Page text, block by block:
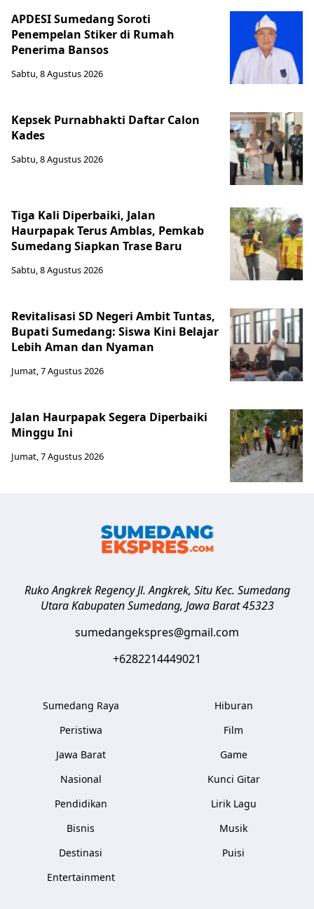
APDESI Sumedang Soroti
Penempelan Stiker di Rumah
Penerima Bansos
Sabtu, 8 Agustus 2026
Kepsek Purnabhakti Daftar Calon
Kades
Sabtu, 8 Agustus 2026
Tiga Kali Diperbaiki, Jalan
Haurpapak Terus Amblas, Pemkab
Sumedang Siapkan Trase Baru
Sabtu, 8 Agustus 2026
Revitalisasi SD Negeri Ambit Tuntas,
Bupati Sumedang: Siswa Kini Belajar
Lebih Aman dan Nyaman
Jumat, 7 Agustus 2026
Jalan Haurpapak Segera Diperbaiki
Minggu Ini
Jumat, 7 Agustus 2026
Ruko Angkrek Regency Jl. Angkrek, Situ Kec. Sumedang
Utara Kabupaten Sumedang, Jawa Barat 45323
sumedangekspres@gmail.com
+6282214449021
Sumedang Raya
Peristiwa
Jawa Barat
Nasional
Pendidikan
Bisnis
Destinasi
Entertainment
Hiburan
Film
Game
Kunci Gitar
Lirik Lagu
Musik
Puisi